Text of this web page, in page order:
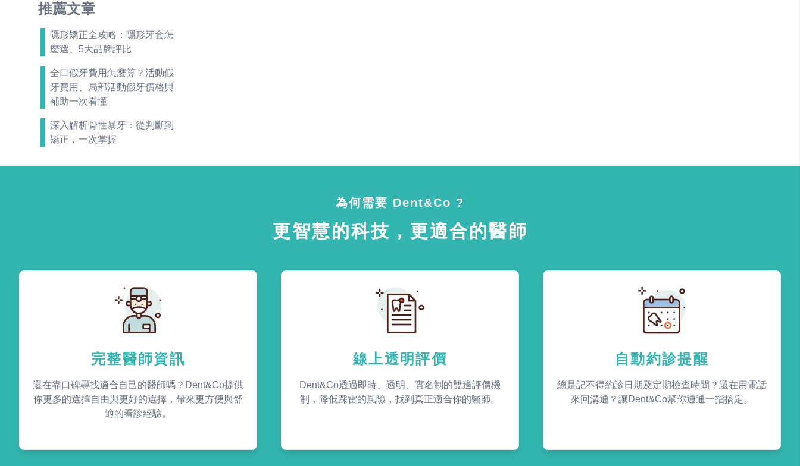
推薦文章
隱形矯正全攻略：隱形牙套怎
麼選、5大品牌評比
全口假牙費用怎麼算？活動假
牙費用、局部活動假牙價格與
補助一次看懂
深入解析骨性暴牙：從判斷到
矯正，一次掌握
為何需要 Dent&Co ?
更智慧的科技，更適合的醫師
完整醫師資訊
還在靠口碑尋找適合自己的醫師嗎？Dent&Co提供
你更多的選擇自由與更好的選擇，帶來更方便與舒
適的看診經驗。
線上透明評價
Dent&Co透過即時、透明、實名制的雙邊評價機
制，降低踩雷的風險，找到真正適合你的醫師。
自動約診提醒
總是記不得約診日期及定期檢查時間？還在用電話
來回溝通？讓Dent&Co幫你通通一指搞定。